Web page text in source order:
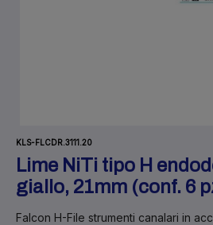
KLS-FLCDR.3111.20
Lime NiTi tipo H
giallo, 21mm (conf. 6
Falcon H-File strumenti canalari in